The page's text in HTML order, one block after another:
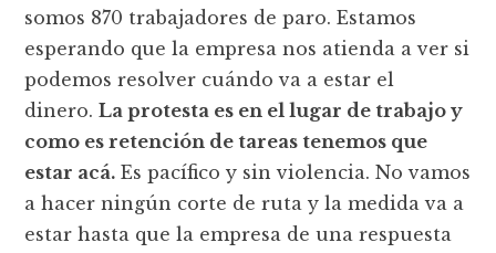
somos 870 trabajadores de paro. Estamos
esperando que la empresa nos atienda a ver si
podemos resolver cuándo va a estar el
dinero.La protesta es en el lugar de trabajo y
como es retención de tareas tenemos que
estar acá. Es pacífico y sin violencia. No vamos
a hacer ningún corte de ruta y la medida va a
estar hasta que la empresa de una respuesta